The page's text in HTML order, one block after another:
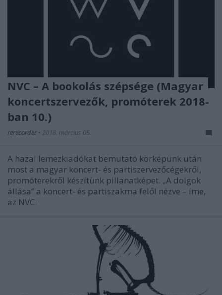
NVC – A bookolás szépsége (Magyar
koncertszervezők, promóterek 2018-
ban 10.)
rerecorder • 2018. március 05.
A hazai lemezkiadókat bemutató körképünk után
most a magyar koncert- és partiszervezőcégekről,
promóterekről készítünk pillanatképet. „A dolgok
állása” a koncert- és partiszakma felől nézve – íme,
az NVC.